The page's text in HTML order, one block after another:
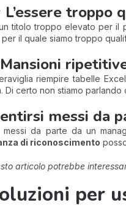
L’essere troppo
titolo troppo elevato per il
per il quale siamo troppo
riempire tabelle
Di certo non stiamo
messi da
messi da parte da un
di riconoscimento
articolo potrebbe
per